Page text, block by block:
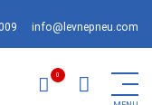
info@levnepneu.com